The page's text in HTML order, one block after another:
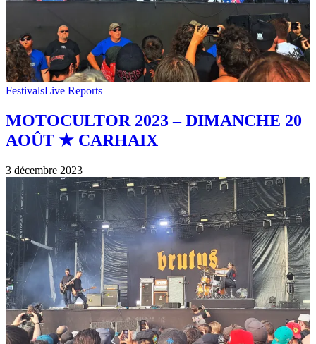
FestivalsLive Reports
MOTOCULTOR 2023 – DIMANCHE 20
AOÛT ★ CARHAIX
3 décembre 2023